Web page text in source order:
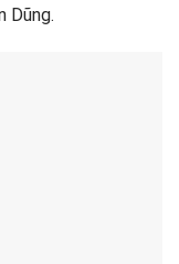
Dũng.